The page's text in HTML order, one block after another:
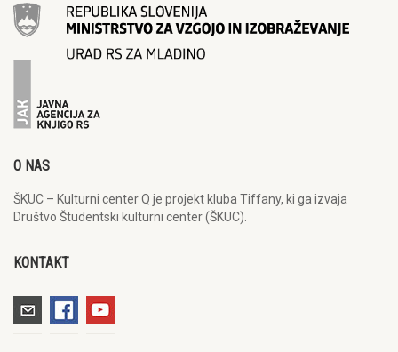
O NAS
ŠKUC – Kulturni center Q je projekt kluba Tiffany, ki ga izvaja
Društvo Študentski kulturni center (ŠKUC).
KONTAKT